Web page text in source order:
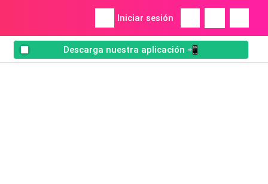
Iniciar sesión
Descarga nuestra aplicación 📲